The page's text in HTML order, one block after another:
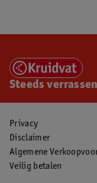
Steeds
Privacy
Disclaimer
Algemene
Veilig betalen